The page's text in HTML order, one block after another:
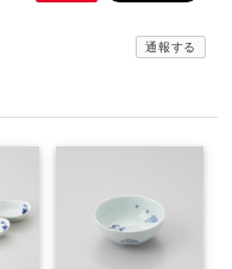
通報する